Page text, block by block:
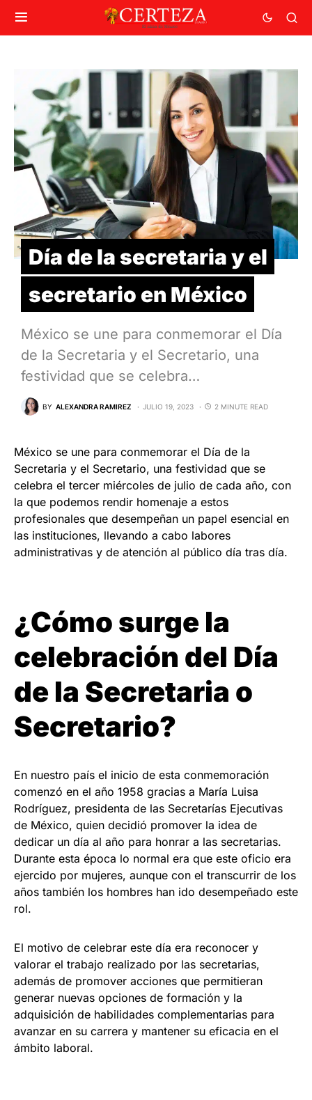
Día de la secretaria y el
secretario en México
México se une para conmemorar el Día
de la Secretaria y el Secretario, una
festividad que se celebra…
BY ALEXANDRA RAMIREZ JULIO 19, 2023 2 MINUTE READ
México se une para conmemorar el Día de la
Secretaria y el Secretario, una festividad que se
celebra el tercer miércoles de julio de cada año, con
la que podemos rendir homenaje a estos
profesionales que desempeñan un papel esencial en
las instituciones, llevando a cabo labores
administrativas y de atención al público día tras día.
¿Cómo surge la
celebración del Día
de la Secretaria o
Secretario?
En nuestro país el inicio de esta conmemoración
comenzó en el año 1958 gracias a María Luisa
Rodríguez, presidenta de las Secretarías Ejecutivas
de México, quien decidió promover la idea de
dedicar un día al año para honrar a las secretarias.
Durante esta época lo normal era que este oficio era
ejercido por mujeres, aunque con el transcurrir de los
años también los hombres han ido desempeñado este
rol.
El motivo de celebrar este día era reconocer y
valorar el trabajo realizado por las secretarias,
además de promover acciones que permitieran
generar nuevas opciones de formación y la
adquisición de habilidades complementarias para
avanzar en su carrera y mantener su eficacia en el
ámbito laboral.